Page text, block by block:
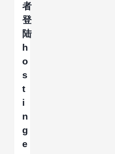
者
登
陆
h
o
s
t
i
n
g
e